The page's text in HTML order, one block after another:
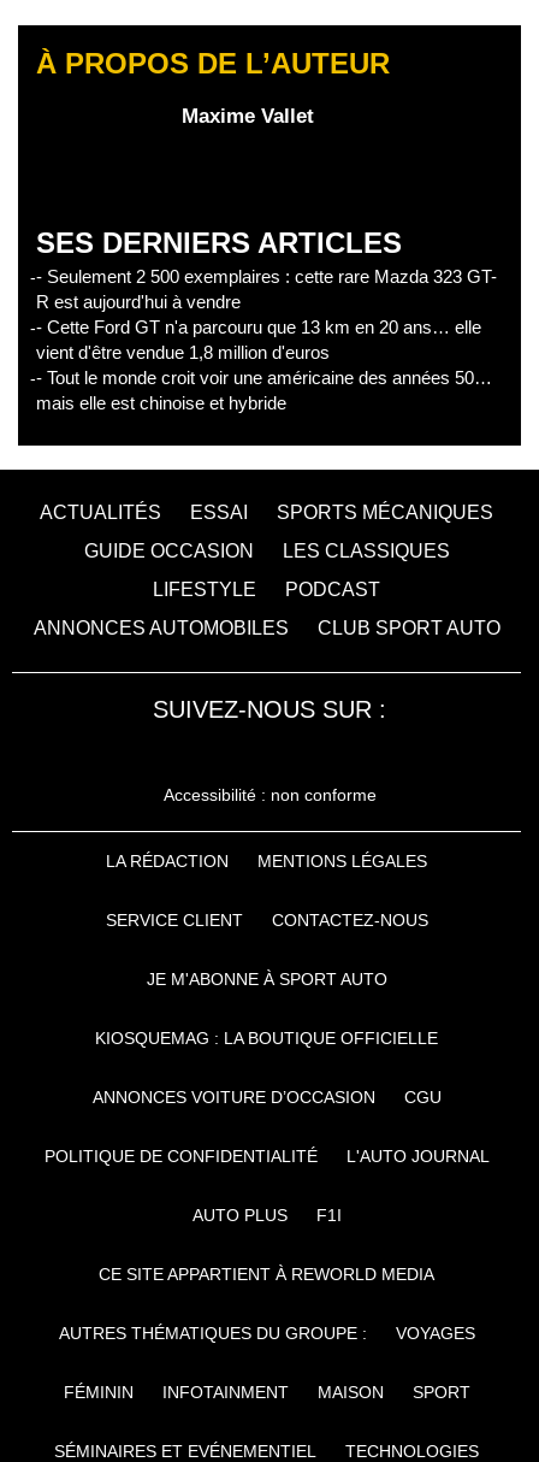
À PROPOS DE L’AUTEUR
Maxime Vallet
SES DERNIERS ARTICLES
- Seulement 2 500 exemplaires : cette rare Mazda 323 GT-
R est aujourd'hui à vendre
- Cette Ford GT n'a parcouru que 13 km en 20 ans… elle
vient d'être vendue 1,8 million d'euros
- Tout le monde croit voir une américaine des années 50…
mais elle est chinoise et hybride
ACTUALITÉS ESSAI
SPORTS MÉCANIQUES
GUIDE OCCASION
LES CLASSIQUES
LIFESTYLE
PODCAST
ANNONCES AUTOMOBILES
CLUB SPORT AUTO
SUIVEZ-NOUS SUR :
Accessibilité : non conforme
LA RÉDACTION MENTIONS LÉGALES
SERVICE CLIENT CONTACTEZ-NOUS
JE M'ABONNE À SPORT AUTO
KIOSQUEMAG : LA BOUTIQUE OFFICIELLE
ANNONCES VOITURE D’OCCASION CGU
POLITIQUE DE CONFIDENTIALITÉ L'AUTO JOURNAL
AUTO PLUS F1I
CE SITE APPARTIENT À REWORLD MEDIA
AUTRES THÉMATIQUES DU GROUPE : VOYAGES
FÉMININ INFOTAINMENT MAISON SPORT
SÉMINAIRES ET EVÉNEMENTIEL TECHNOLOGIES